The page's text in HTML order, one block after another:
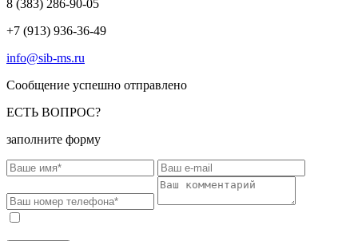
8 (383) 286-90-05
+7 (913) 936-36-49
info@sib-ms.ru
Сообщение успешно отправлено
ЕСТЬ ВОПРОС?
заполните форму